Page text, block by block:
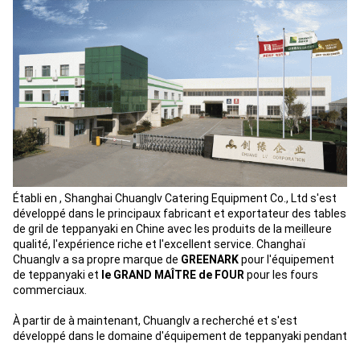
Établi en , Shanghai Chuanglv Catering Equipment Co., Ltd s'est
développé dans le principaux fabricant et exportateur des tables
de gril de teppanyaki en Chine avec les produits de la meilleure
qualité, l'expérience riche et l'excellent service. Changhaï
Chuanglv a sa propre marque de GREENARKpour l'équipement
de teppanyaki et le GRAND MAÎTRE de FOUR pour les fours
commerciaux.
À partir de à maintenant, Chuanglv a recherché et s'est
développé dans le domaine d'équipement de teppanyaki pendant